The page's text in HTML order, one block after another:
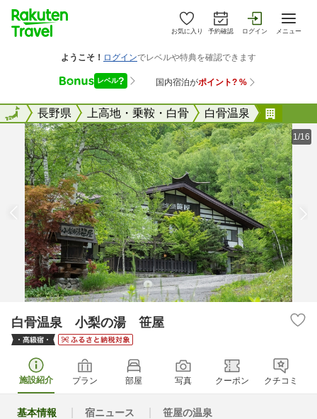
お気に入り 予約確認 ログイン メニュー
全国長野県 上高地・乗鞍・白骨 白骨温泉
全国
1/16
白骨温泉 小梨の湯 笹屋
施設紹介 プラン 部屋 写真 クーポン クチコミ
基本情報 宿ニュース 笹屋の温泉